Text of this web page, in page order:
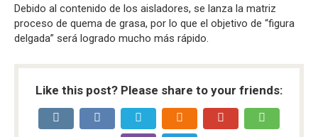
Debido al contenido de los aisladores, se lanza la matriz
proceso de quema de grasa, por lo que el objetivo de “figura
delgada” será logrado mucho más rápido.
Like this post? Please share to your friends: